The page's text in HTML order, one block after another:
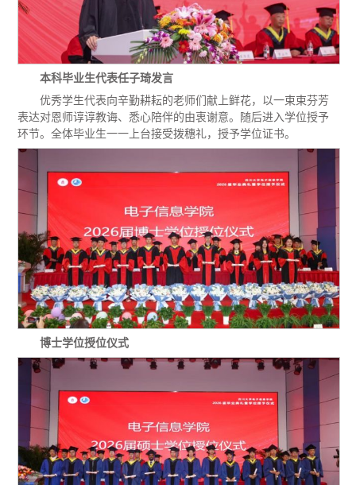
本科毕业生代表任子琦发言
优秀学生代表向辛勤耕耘的老师们献上鲜花，以一束束芬芳
表达对恩师谆谆教诲、悉心陪伴的由衷谢意。随后进入学位授予
环节。全体毕业生一一上台接受拨穗礼，授予学位证书。
博士学位授位仪式